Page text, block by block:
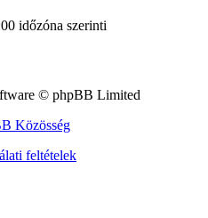
időzóna szerinti
© phpBB Limited
Közösség
feltételek